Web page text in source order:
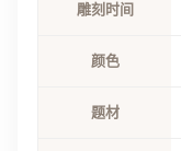
雕刻时间
颜色
题材